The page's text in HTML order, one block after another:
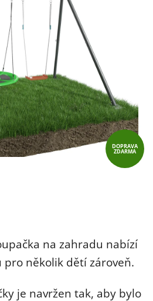
na zahradu nabízí
pro několik dětí zároveň.
je navržen tak, aby bylo
DOPRAVA
ZDARMA